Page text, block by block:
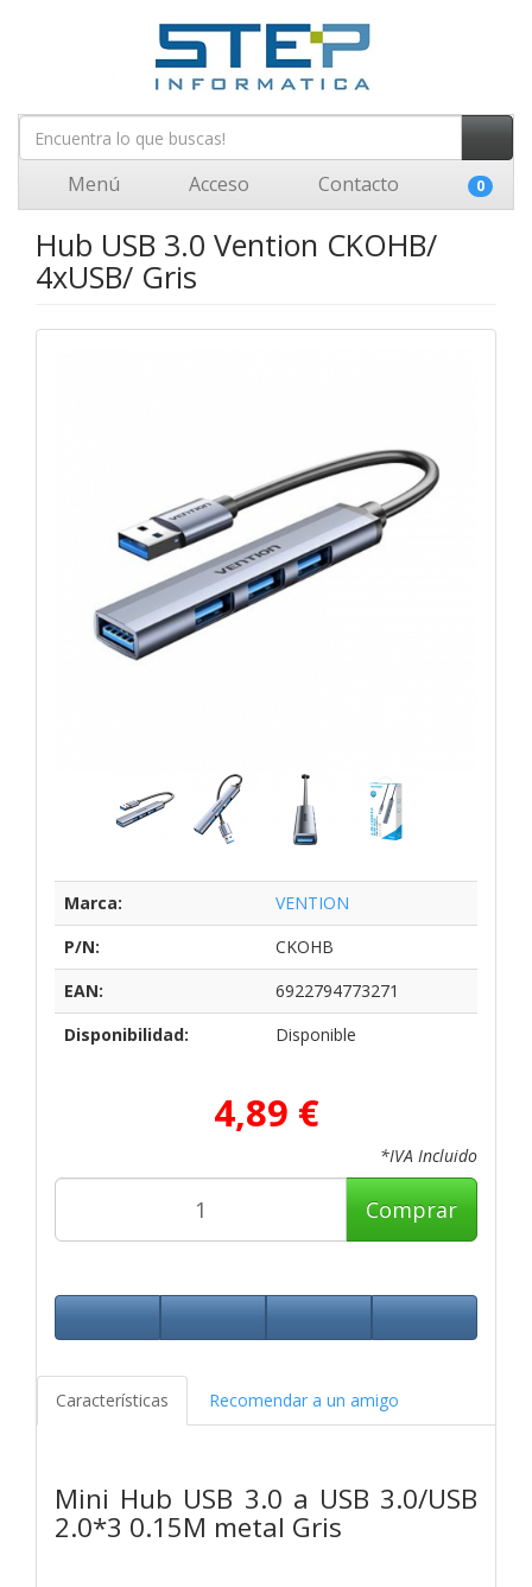
Menú Acceso Contacto 0
Hub USB 3.0 Vention CKOHB/
4xUSB/ Gris
Marca:
VENTION
P/N:
CKOHB
EAN:
6922794773271
Disponibilidad:
Disponible
4,89 €
*IVA Incluido
Comprar
Características Recomendar a un amigo
Mini Hub USB 3.0 a USB 3.0/USB
2.0*3 0.15M metal Gris